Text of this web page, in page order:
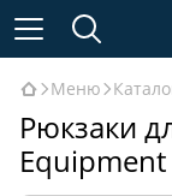
Меню
Рюкзаки
Equipment